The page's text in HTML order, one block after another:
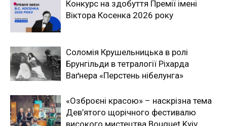
Конкурс на здобуття Премії імені
Віктора Косенка 2026 року
Соломія Крушельницька в ролі
Брунгільди в тетралогії Ріхарда
Ваґнера «Перстень нібелунга»
«Озброєні красою» – наскрізна тема
Дев’ятого щорічного фестивалю
високого мистецтва Bouquet Kyiv